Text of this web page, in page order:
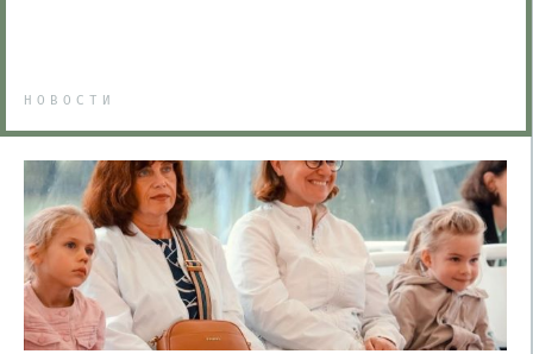
НОВОСТИ